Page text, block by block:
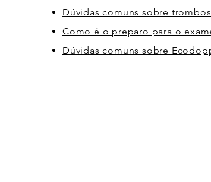
Dúvidas comuns sobre
Como é o preparo para o
Dúvidas comuns sobre